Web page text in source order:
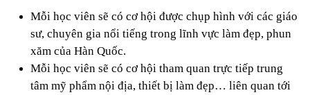
Mỗi học viên sẽ có cơ hội được chụp hình với các giáo
sư, chuyên gia nổi tiếng trong lĩnh vực làm đẹp, phun
xăm của Hàn Quốc.
Mỗi học viên sẽ có cơ hội tham quan trực tiếp trung
tâm mỹ phẩm nội địa, thiết bị làm đẹp… liên quan tới